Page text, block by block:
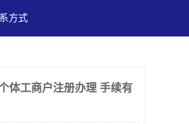
方式
体工商户注册办理 手续有